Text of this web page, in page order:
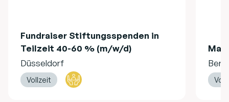
Fundraiser Stiftungsspenden in
Teilzeit 40-60 % (m/w/d)
Düsseldorf
Vollzeit